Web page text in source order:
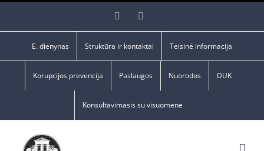
Facebook
E. dienynas Struktūra ir kontaktai Teisinė informacija
Korupcijos prevencija Paslaugos Nuorodos DUK
Konsultavimasis su visuomene